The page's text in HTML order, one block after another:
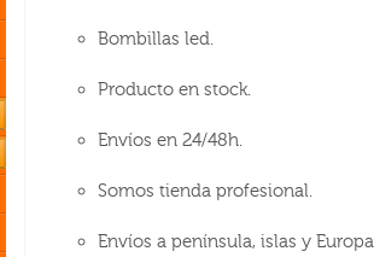
Bombillas led.
Producto en stock.
Envíos en 24/48h.
Somos tienda profesional.
Envíos a península, islas y Europa.